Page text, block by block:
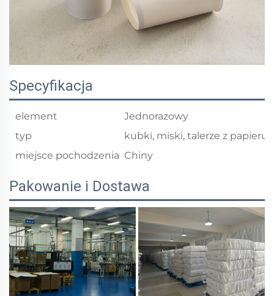
Specyfikacja
element
Jednorazowy
typ
kubki, miski, talerze z papieru
miejsce pochodzenia Chiny
Pakowanie i Dostawa